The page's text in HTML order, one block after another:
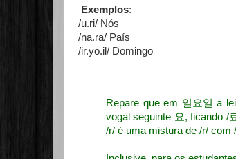
Exemplos:
/u.ri/ Nós
/na.ra/ País
/ir.yo.il/ Domingo
Repare que em 일요일 a
vogal seguinte 요, ficando /
/r/ é uma mistura de /r/ com